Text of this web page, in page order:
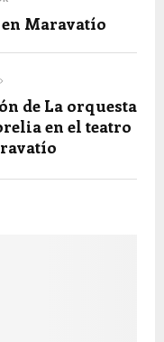
en Maravatío
de La orquesta
en el teatro